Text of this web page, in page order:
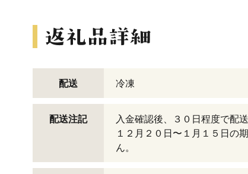
配送 冷凍
配送注記
入金確認後、３０日程度で配送
１２月２０日〜１月１５日の
ん。